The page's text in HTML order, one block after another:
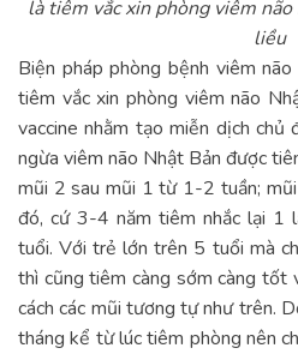
là tiêm vắc xin phòng viêm
liều
Biện pháp phòng bệnh viêm
tiêm vắc xin phòng viêm não
vaccine nhằm tạo miễn dịch chủ
ngừa viêm não Nhật Bản được
mũi 2 sau mũi 1 từ 1-2 tuần;
đó, cứ 3-4 năm tiêm nhắc lại 1
tuổi. Với trẻ lớn trên 5 tuổi mà
thì cũng tiêm càng sớm càng tốt
cách các mũi tương tự như trên.
tháng kể từ lúc tiêm phòng nên